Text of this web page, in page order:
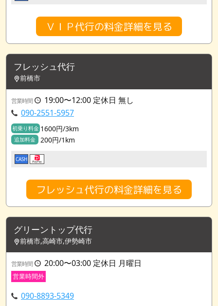
ＶＩＰ代行の料金詳細を見る
フレッシュ代行
前橋市
営業時間
19:00〜12:00 定休日 無し
090-2551-5957
初乗り料金 1600円/3km
追加料金 200円/1km
CASH
フレッシュ代行の料金詳細を見る
グリーントップ代行
前橋市,高崎市,伊勢崎市
営業時間 20:00〜03:00 定休日 月曜日
営業時間外
090-8893-5349